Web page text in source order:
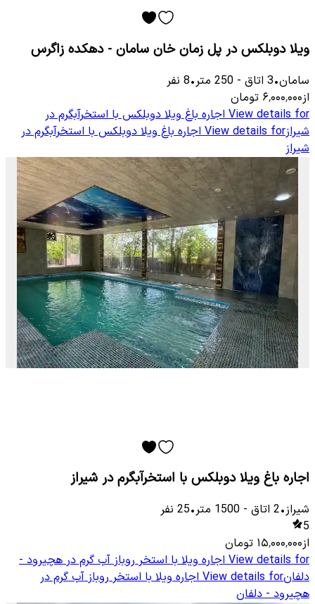
ویلا دوبلکس در پل زمان خان سامان - دهکده زاگرس
سامان•
3 اتاق -
250 متر•
8 نفر
از۶٬۰۰۰٬۰۰۰ تومان
View details for اجاره باغ ویلا دوبلکس با استخرآبگرم در
شیرازView details for اجاره باغ ویلا دوبلکس با استخرآبگرم در
شیراز
اجاره باغ ویلا دوبلکس با استخرآبگرم در شیراز
شیراز•
2 اتاق -
1500 متر•
25 نفر
5
از۱۵٬۰۰۰٬۰۰۰ تومان
View details for اجاره ویلا با استخر روباز آب گرم در هچیرود -
دلفانView details for اجاره ویلا با استخر روباز آب گرم در
هچیرود - دلفان